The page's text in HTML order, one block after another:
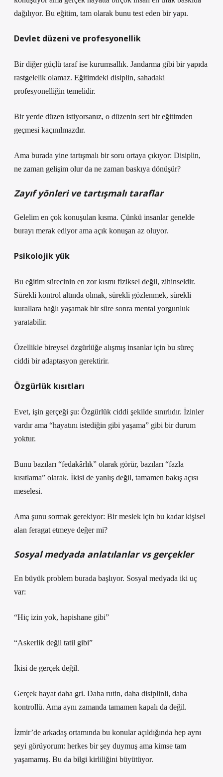
dağılıyor. Bu eğitim, tam olarak bunu test eden bir yapı.
Devlet düzeni ve profesyonellik
Bir diğer güçlü taraf ise kurumsallık. Jandarma gibi bir yapıda
rastgelelik olamaz. Eğitimdeki disiplin, sahadaki
profesyonelliğin temelidir.
Bir yerde düzen istiyorsanız, o düzenin sert bir eğitimden
geçmesi kaçınılmazdır.
Ama burada yine tartışmalı bir soru ortaya çıkıyor: Disiplin,
ne zaman gelişim olur da ne zaman baskıya dönüşür?
Zayıf yönleri ve tartışmalı taraflar
Gelelim en çok konuşulan kısma. Çünkü insanlar genelde
burayı merak ediyor ama açık konuşan az oluyor.
Psikolojik yük
Bu eğitim sürecinin en zor kısmı fiziksel değil, zihinseldir.
Sürekli kontrol altında olmak, sürekli gözlenmek, sürekli
kurallara bağlı yaşamak bir süre sonra mental yorgunluk
yaratabilir.
Özellikle bireysel özgürlüğe alışmış insanlar için bu süreç
ciddi bir adaptasyon gerektirir.
Özgürlük kısıtları
Evet, işin gerçeği şu: Özgürlük ciddi şekilde sınırlıdır. İzinler
vardır ama “hayatını istediğin gibi yaşama” gibi bir durum
yoktur.
Bunu bazıları “fedakârlık” olarak görür, bazıları “fazla
kısıtlama” olarak. İkisi de yanlış değil, tamamen bakış açısı
meselesi.
Ama şunu sormak gerekiyor: Bir meslek için bu kadar kişisel
alan feragat etmeye değer mi?
Sosyal medyada anlatılanlar vs gerçekler
En büyük problem burada başlıyor. Sosyal medyada iki uç
var:
“Hiç izin yok, hapishane gibi”
“Askerlik değil tatil gibi”
İkisi de gerçek değil.
Gerçek hayat daha gri. Daha rutin, daha disiplinli, daha
kontrollü. Ama aynı zamanda tamamen kapalı da değil.
İzmir’de arkadaş ortamında bu konular açıldığında hep aynı
şeyi görüyorum: herkes bir şey duymuş ama kimse tam
yaşamamış. Bu da bilgi kirliliğini büyütüyor.